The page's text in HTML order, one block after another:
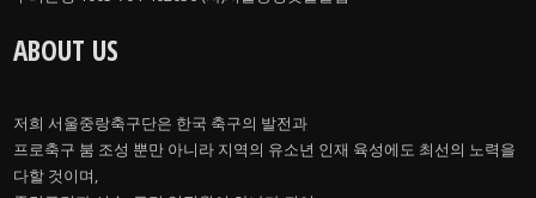
ABOUT US
저희 서울중랑축구단은 한국 축구의 발전과
프로축구 붐 조성 뿐만 아니라 지역의 유소년 인재 육성에도 최선의 노력을
다할 것이며,